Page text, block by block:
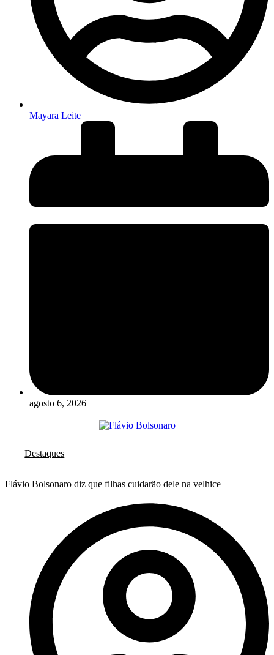
Mayara Leite
agosto 6, 2026
Destaques
Flávio Bolsonaro diz que filhas cuidarão dele na velhice